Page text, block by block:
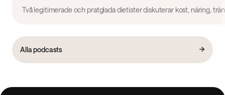
Alla podcasts